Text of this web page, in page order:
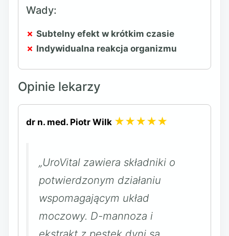
Wady:
Subtelny efekt w krótkim czasie
Indywidualna reakcja organizmu
Opinie lekarzy
dr n. med. Piotr Wilk ★★★★★
„UroVital zawiera składniki o
potwierdzonym działaniu
wspomagającym układ
moczowy. D-mannoza i